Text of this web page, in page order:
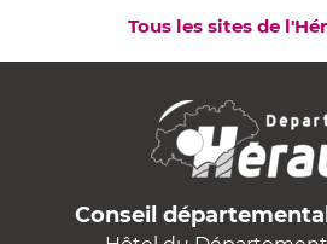
Tous les sites de
Conseil